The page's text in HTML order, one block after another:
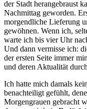
der Stadt herangebraust
Nachmittag geworden.
morgendliche Lieferung
gewöhnen. Wenn ich,
warte ich bis vier Uhr
Und dann vermisse ich:
der ersten Seite immer
und deren Aktualität durch
Ich hatte mich damals
benachteiligt gefühlt,
Morgengrauen gebracht